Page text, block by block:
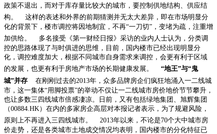
政策不退出，而对于库存量比较大的城市，要控制供地结构、供应结
构。
这样的表述和外界的前期猜测并无太大差异，即在市场明显分
化的背景下，楼市调控将因地制宜，不再“一刀切”，变堵为疏，注重增
加供给。
多名接受《第一财经日报》采访的业内人士认为，分类调
控的思路体现了与时俱进的思维，目前，国内楼市已经出现明显分
化，调控难度加大，根据不同城市自身需求来调控，会更有利于区域
的发展，也更有利于房地产市场的长期健康发展。
“地王”与“鬼
城”并存 在刚刚过去的2013年，众多品牌房企们疯狂地涌入一二线城
市，这一集体“用脚投票”的举动不仅让一二线城市房价地价节节攀升，
也让多数三四线城市倍感凄凉。日前，又有包括绿地集团、旭辉集团
（00884.HK）在内的多家房企高层对本报记者表示，为了规避风险，
原则上不再进入三四线城市。
2013年以来，不论是70个大中城市房
价走势，还是各类城市土地成交情况均表明，国内楼市的分化特征已